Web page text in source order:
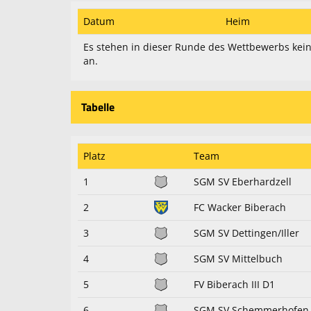
Datum
Heim
Es stehen in dieser Runde des Wettbewerbs
an.
Tabelle
Platz
Team
1
SGM SV Eberhardzell
2
FC Wacker Biberach
3
SGM SV Dettingen/Iller
4
SGM SV Mittelbuch
5
FV Biberach III D1